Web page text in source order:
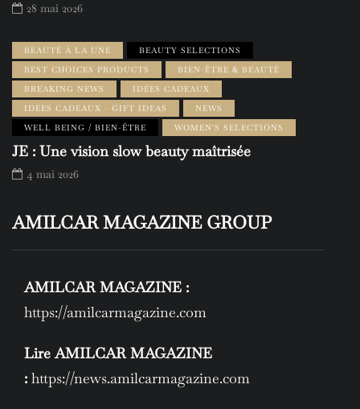
28 mai 2026
BEAUTÉ À LA UNE
BEAUTY SELECTIONS
BEST CHOICES PRODUCTS
BIEN-ÊTRE & BEAUTÉ
BREAKING NEWS
IDÉES CADEAUX
IDÉES CADEAUX - GIFT IDEAS
NEWS
WELL BEING / BIEN-ÊTRE
WOMEN'S SELECTIONS
JE : Une vision slow beauty maîtrisée
4 mai 2026
AMILCAR MAGAZINE GROUP
AMILCAR MAGAZINE :
https://amilcarmagazine.com
Lire AMILCAR MAGAZINE
: https://news.amilcarmagazine.com